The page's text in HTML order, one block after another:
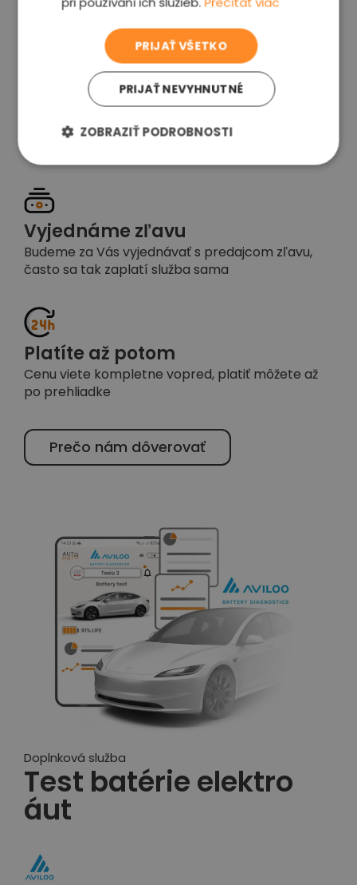
voľba
Garancia spokojnosti
Pokiaľ nebudete s našou prácou spokojní,
Vyjednáme zľavu
Budeme za Vás vyjednávať s predajcom zľavu,
často sa tak zaplatí služba sama
Platíte až potom
Cenu viete kompletne vopred, platiť môžete až
po prehliadke
Prečo nám dôverovať
Doplnková služba
Test batérie elektro
áut
PRIJAŤ VŠETKO
PRIJAŤ NEVYHNUTNÉ
ZOBRAZIŤ PODROBNOSTI